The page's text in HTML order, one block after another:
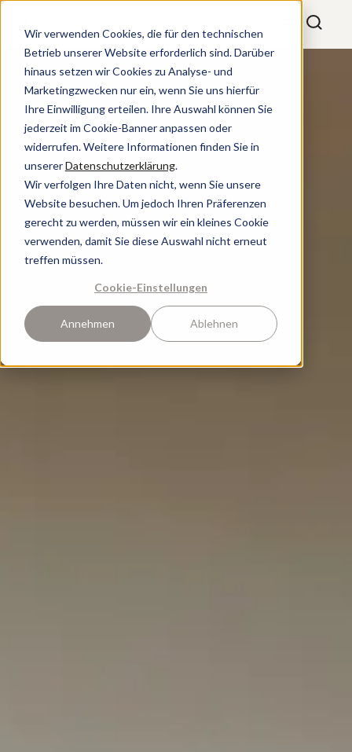
Wir verwenden Cookies, die für den technischen
Betrieb unserer Website erforderlich sind. Darüber
hinaus setzen wir Cookies zu Analyse- und
Marketingzwecken nur ein, wenn Sie uns hierfür
Ihre Einwilligung erteilen. Ihre Auswahl können Sie
jederzeit im Cookie-Banner anpassen oder
widerrufen. Weitere Informationen finden Sie in
unsererDatenschutzerklärung.
Wir verfolgen Ihre Daten nicht, wenn Sie unsere
Website besuchen. Um jedoch Ihren Präferenzen
gerecht zu werden, müssen wir ein kleines Cookie
verwenden, damit Sie diese Auswahl nicht erneut
treffen müssen.
Cookie-Einstellungen
Annehmen Ablehnen